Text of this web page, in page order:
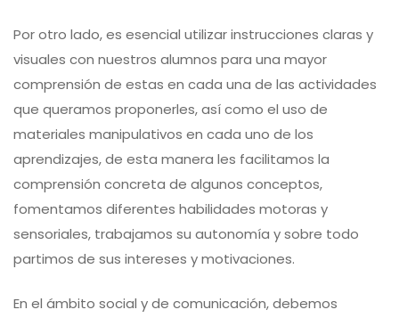
Por otro lado, es esencial utilizar instrucciones claras y
visuales con nuestros alumnos para una mayor
comprensión de estas en cada una de las actividades
que queramos proponerles, así como el uso de
materiales manipulativos en cada uno de los
aprendizajes, de esta manera les facilitamos la
comprensión concreta de algunos conceptos,
fomentamos diferentes habilidades motoras y
sensoriales, trabajamos su autonomía y sobre todo
partimos de sus intereses y motivaciones.
En el ámbito social y de comunicación, debemos